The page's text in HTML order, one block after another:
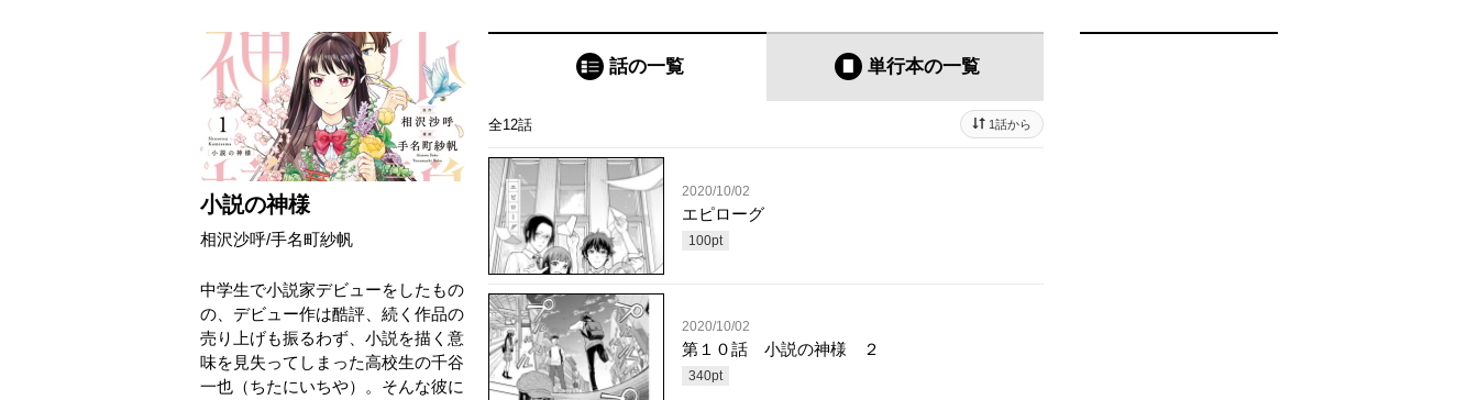
小説の神様
相沢沙呼/手名町紗帆
中学生で小説家デビューをしたもの
の、デビュー作は酷評、続く作品の
売り上げも振るわず、小説を描く意
味を見失ってしまった高校生の千谷
一也（ちたにいちや）。そんな彼に
話の一覧 単行本の一覧
全12話 1話から
2020/10/02
エピローグ
100pt
2020/10/02
第１０話 小説の神様 ２
340pt